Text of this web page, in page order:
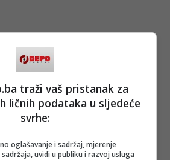
traži vaš pristanak za
ličnih podataka u sljedeće
svrhe:
oglašavanje i sadržaj, mjerenje
uvidi u publiku i razvoj usluga